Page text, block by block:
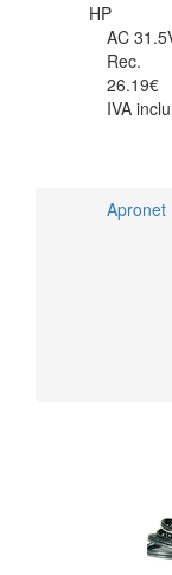
HP
AC
Rec.
26.19€
IVA
Apronet